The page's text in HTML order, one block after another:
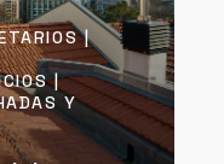
|
|
Y